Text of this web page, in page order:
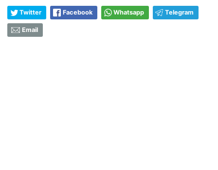
Twitter Facebook Whatsapp Telegram
Email